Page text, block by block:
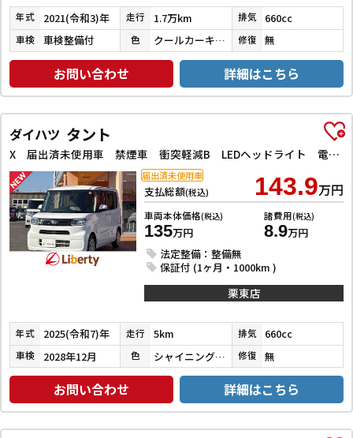
年式 2021(令和3)年 走行 1.7万km 排気 660cc
車検 車検整備付 色 クールカーキパールメタリック 修復 無
お問い合わせ 詳細はこちら
ダイハツ タント
X 届出済未使用車 禁煙車 衝突軽減B LEDヘッドライト 電子パーキング 前席シートヒーター 左パワースライドドア スマートキー プッシュスタート アイドリングストップ 障害物センサー オートエアコン
支払総額(税込) 143.9万円
車両本体価格(税込)
135万円
諸費用(税込)
8.9万円
法定整備：整備無
保証付 (1ヶ月・1000km )
届出済未使用車
栗東店
年式 2025(令和7)年 走行 5km 排気 660cc
車検 2028年12月 色 シャイニングホワイトパール 修復 無
お問い合わせ 詳細はこちら